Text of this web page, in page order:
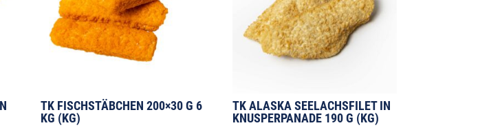
TK FISCHSTÄBCHEN 200×30 G 6
KG (KG)
TK ALASKA SEELACHSFILET IN
KNUSPERPANADE 190 G (KG)